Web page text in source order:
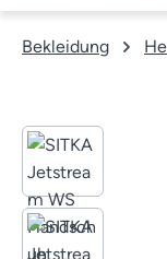
Bekleidung
Bildergalerie